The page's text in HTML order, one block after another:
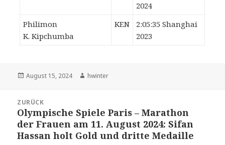
2024
Philimon
K. Kipchumba
KEN
2:05:35 Shanghai
2023
Veröffentlicht
August 15, 2024 Autor
hwinter
Navigation
ZURÜCK
Vorheriger
Beitrag:
Olympische Spiele Paris – Marathon
der Frauen am 11. August 2024: Sifan
Hassan holt Gold und dritte Medaille